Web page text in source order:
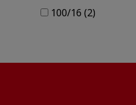
100/16 (2)